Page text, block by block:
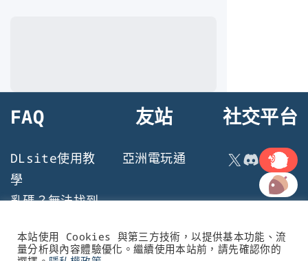
FAQ
DLsite使用教
學
亂碼？無法找到
問題
友站
亞洲電玩通
社交平台
X Discord
連結
連結
本站使用 Cookies 與第三方技術，以提供基本功能、流
量分析與內容體驗優化。繼續使用本站前，請先確認你的